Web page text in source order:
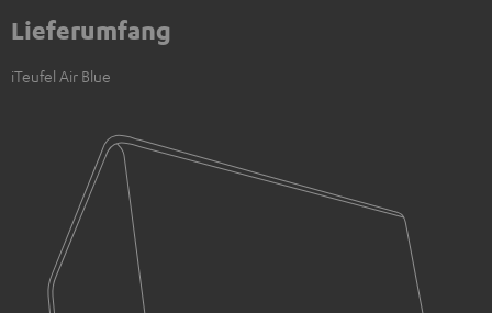
Lieferumfang
iTeufel Air Blue